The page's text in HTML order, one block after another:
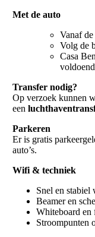
Met de auto
Vanaf
Volg de
Casa
Transfer nodig?
Op verzoek kunnen
een
Parkeren
Er is gratis
auto’s.
Wifi & techniek
Snel en
Beamer en
Whiteboard
Stroompunten